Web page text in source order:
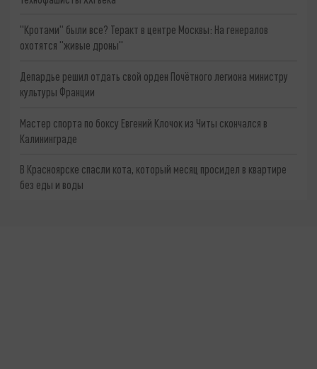
"Кротами" были все? Теракт в центре Москвы: На генералов
охотятся "живые дроны"
Депардье решил отдать свой орден Почётного легиона министру
культуры Франции
Мастер спорта по боксу Евгений Клочок из Читы скончался в
Калининграде
В Красноярске спасли кота, который месяц просидел в квартире
без еды и воды